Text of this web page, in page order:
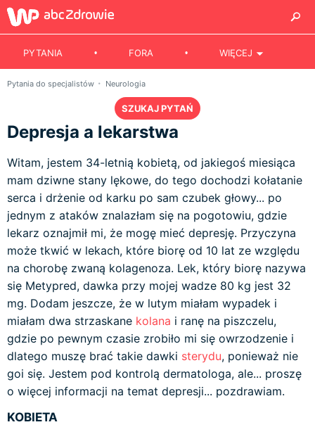
PYTANIA FORA WIĘCEJ
Pytania do specjalistów Neurologia
SZUKAJ PYTAŃ
Depresja a lekarstwa
Witam, jestem 34-letnią kobietą, od jakiegoś miesiąca
mam dziwne stany lękowe, do tego dochodzi kołatanie
serca i drżenie od karku po sam czubek głowy... po
jednym z ataków znalazłam się na pogotowiu, gdzie
lekarz oznajmił mi, że mogę mieć depresję. Przyczyna
może tkwić w lekach, które biorę od 10 lat ze względu
na chorobę zwaną kolagenoza. Lek, który biorę nazywa
się Metypred, dawka przy mojej wadze 80 kg jest 32
mg. Dodam jeszcze, że w lutym miałam wypadek i
miałam dwa strzaskane kolana i ranę na piszczelu,
gdzie po pewnym czasie zrobiło mi się owrzodzenie i
dlatego muszę brać takie dawki sterydu, ponieważ nie
goi się. Jestem pod kontrolą dermatologa, ale... proszę
o więcej informacji na temat depresji... pozdrawiam.
KOBIETA